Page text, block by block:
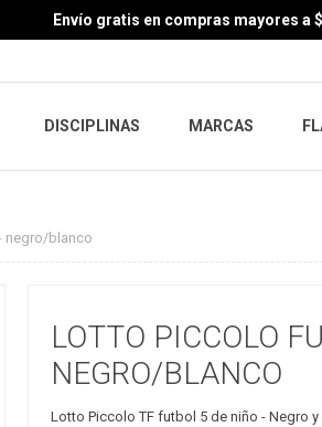
Envío gratis en compras mayores a
DISCIPLINAS MARCAS
negro/blanco
LOTTO PICCOLO
NEGRO/BLANCO
Lotto Piccolo TF futbol 5 de niño - Negro